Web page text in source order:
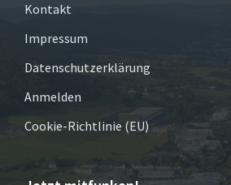
Kontakt
Impressum
Datenschutzerklärung
Anmelden
Cookie-Richtlinie (EU)